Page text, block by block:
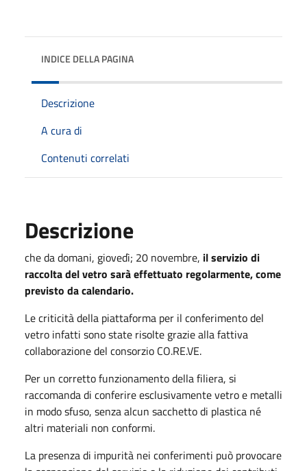
INDICE DELLA PAGINA
Descrizione
A cura di
Contenuti correlati
Descrizione
che da domani, giovedì; 20 novembre, il servizio di
raccolta del vetro sarà effettuato regolarmente, come
previsto da calendario.
Le criticità della piattaforma per il conferimento del
vetro infatti sono state risolte grazie alla fattiva
collaborazione del consorzio CO.RE.VE.
Per un corretto funzionamento della filiera, si
raccomanda di conferire esclusivamente vetro e metalli
in modo sfuso, senza alcun sacchetto di plastica né
altri materiali non conformi.
La presenza di impurità nei conferimenti può provocare